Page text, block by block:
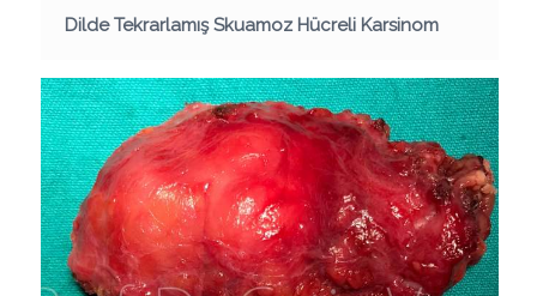
Dilde Tekrarlamış Skuamoz Hücreli Karsinom